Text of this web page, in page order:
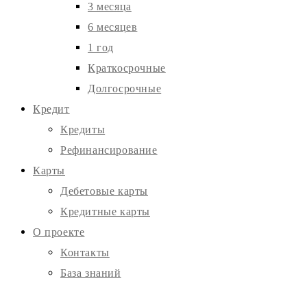
3 месяца
6 месяцев
1 год
Краткосрочные
Долгосрочные
Кредит
Кредиты
Рефинансирование
Карты
Дебетовые карты
Кредитные карты
О проекте
Контакты
База знаний